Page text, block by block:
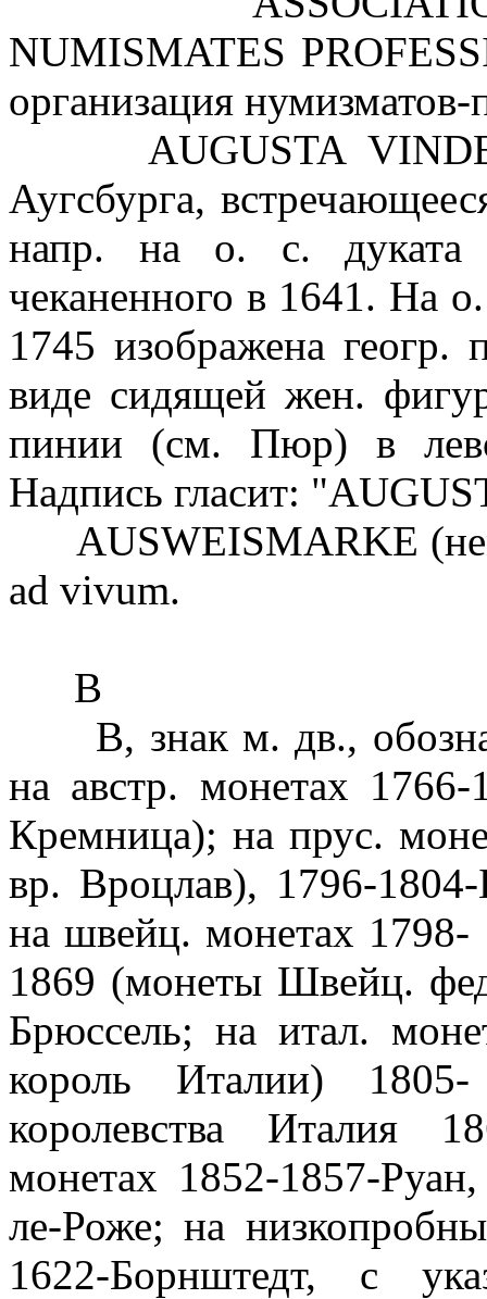
NUMISMATES
организация
AUGUSTA
Аугсбурга,
напр. на о. с. дуката
чеканенного в 1641. На о.
1745 изображена геогр.
виде сидящей жен.
пинии (см. Пюр) в
Надпись гласит:
AUSWEISMARKE
ad vivum.
В
В, знак м. дв.,
на австр. монетах
Кремница); на прус.
вр. Вроцлав), 1796-
на швейц. монетах 1798-
1869 (монеты Швейц.
Брюссель; на итал.
король Италии)
королевства Италия
монетах 1852-1857-
ле-Роже; на
1622-Борнштедт, с